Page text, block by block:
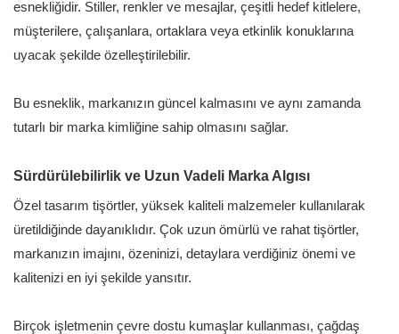
esnekliğidir. Stiller, renkler ve mesajlar, çeşitli hedef kitlelere,
müşterilere, çalışanlara, ortaklara veya etkinlik konuklarına
uyacak şekilde özelleştirilebilir.
Bu esneklik, markanızın güncel kalmasını ve aynı zamanda
tutarlı bir marka kimliğine sahip olmasını sağlar.
Sürdürülebilirlik ve Uzun Vadeli Marka Algısı
Özel tasarım tişörtler, yüksek kaliteli malzemeler kullanılarak
üretildiğinde dayanıklıdır. Çok uzun ömürlü ve rahat tişörtler,
markanızın imajını, özeninizi, detaylara verdiğiniz önemi ve
kalitenizi en iyi şekilde yansıtır.
Birçok işletmenin çevre dostu kumaşlar kullanması, çağdaş